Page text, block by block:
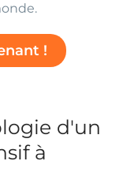
!
d'un
à